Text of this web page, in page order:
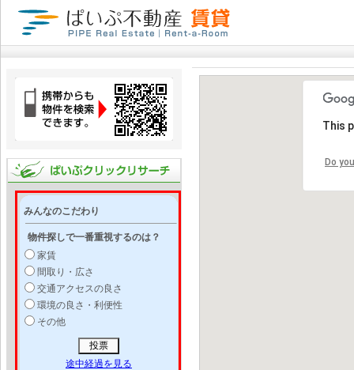
みんなのこだわり
物件探しで一番重視するのは？
家賃
間取り・広さ
交通アクセスの良さ
環境の良さ・利便性
その他
途中経過を見る
This
Do